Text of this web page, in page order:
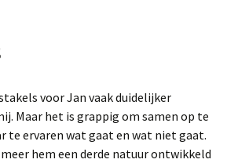
voor Jan vaak duidelijker
Maar het is grappig om samen op te
te ervaren wat gaat en wat niet gaat.
hem een derde natuur ontwikkeld